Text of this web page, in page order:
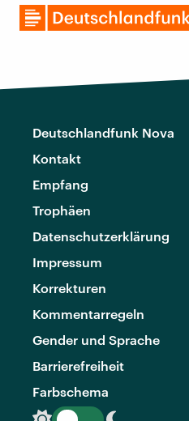
Deutschlandfunk Nova
Kontakt
Empfang
Trophäen
Datenschutzerklärung
Impressum
Korrekturen
Kommentarregeln
Gender und Sprache
Barrierefreiheit
Farbschema